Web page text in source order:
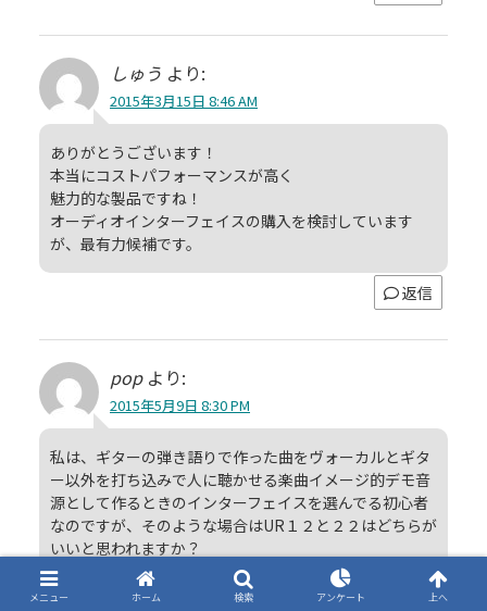
しゅう より:
2015年3月15日 8:46 AM
ありがとうございます！
本当にコストパフォーマンスが高く
魅力的な製品ですね！
オーディオインターフェイスの購入を検討しています
が、最有力候補です。
返信
pop より:
2015年5月9日 8:30 PM
私は、ギターの弾き語りで作った曲をヴォーカルとギタ
ー以外を打ち込みで人に聴かせる楽曲イメージ的デモ音
源として作るときのインターフェイスを選んでる初心者
なのですが、そのような場合はUR１２と２２はどちらが
いいと思われますか？
返信
メニュー ホーム 検索 アンケート 上へ